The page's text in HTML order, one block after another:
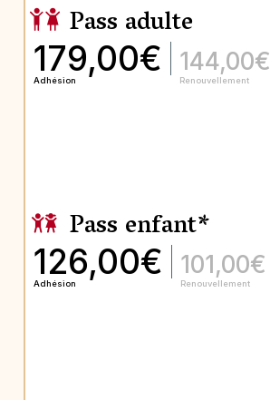
Pass adulte
179,00€
Adhésion
144,00€
Renouvellement
Pass enfant*
126,00€
Adhésion
101,00€
Renouvellement